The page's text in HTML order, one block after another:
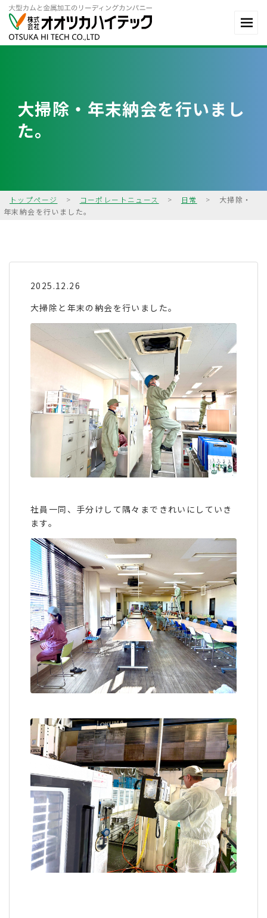
大掃除・年末納会を行いまし
た。
トップページ > コーポレートニュース > 日常 >
大掃除・
年末納会を行いました。
2025.12.26
大掃除と年末の納会を行いました。
社員一同、手分けして隅々まできれいにしていき
ます。